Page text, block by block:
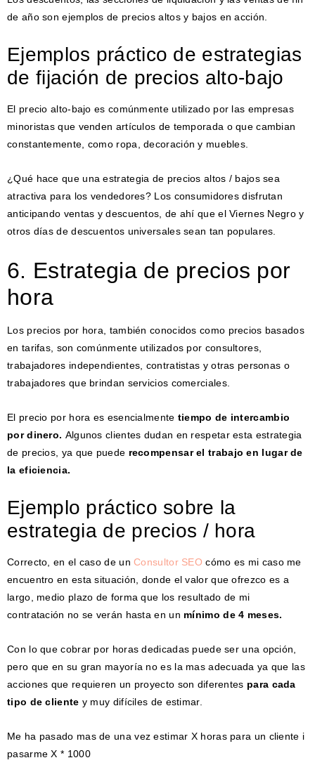
de año son ejemplos de precios altos y bajos en acción.
Ejemplos práctico de estrategias
de fijación de precios alto-bajo
El precio alto-bajo es comúnmente utilizado por las empresas
minoristas que venden artículos de temporada o que cambian
constantemente, como ropa, decoración y muebles.
¿Qué hace que una estrategia de precios altos / bajos sea
atractiva para los vendedores? Los consumidores disfrutan
anticipando ventas y descuentos, de ahí que el Viernes Negro y
otros días de descuentos universales sean tan populares.
6. Estrategia de precios por
hora
Los precios por hora, también conocidos como precios basados ​​
en tarifas, son comúnmente utilizados por consultores,
trabajadores independientes, contratistas y otras personas o
trabajadores que brindan servicios comerciales.
El precio por hora es esencialmente tiempo de intercambio
por dinero. Algunos clientes dudan en respetar esta estrategia
de precios, ya que puede recompensar el trabajo en lugar de
la eficiencia.
Ejemplo práctico sobre la
estrategia de precios / hora
Correcto, en el caso de unConsultor SEO cómo es mi caso me
encuentro en esta situación, donde el valor que ofrezco es a
largo, medio plazo de forma que los resultado de mi
contratación no se verán hasta en un mínimo de 4 meses.
Con lo que cobrar por horas dedicadas puede ser una opción,
pero que en su gran mayoría no es la mas adecuada ya que las
acciones que requieren un proyecto son diferentes para cada
tipo de cliente y muy difíciles de estimar.
Me ha pasado mas de una vez estimar X horas para un cliente i
pasarme X * 1000